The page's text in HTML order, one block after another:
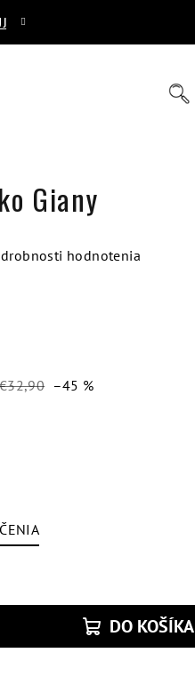
Giany
hodnotenia
–45 %
DO KOŠÍKA